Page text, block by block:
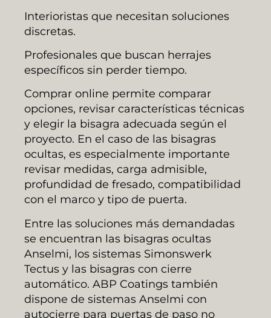
Interioristas que necesitan soluciones
discretas.
Profesionales que buscan herrajes
específicos sin perder tiempo.
Comprar online permite comparar
opciones, revisar características técnicas
y elegir la bisagra adecuada según el
proyecto. En el caso de las bisagras
ocultas, es especialmente importante
revisar medidas, carga admisible,
profundidad de fresado, compatibilidad
con el marco y tipo de puerta.
Entre las soluciones más demandadas
se encuentran las bisagras ocultas
Anselmi, los sistemas Simonswerk
Tectus y las bisagras con cierre
automático. ABP Coatings también
dispone de sistemas Anselmi con
autocierre para puertas de paso no